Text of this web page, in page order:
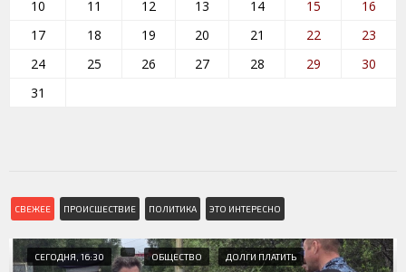
10
11 12 13 14 15
16
17
18 19 20 21 22
23
24
25 26 27 28 29
30
31
СВЕЖЕЕ ПРОИСШЕСТВИЕ ПОЛИТИКА ЭТО ИНТЕРЕСНО
СЕГОДНЯ, 16:30 ОБЩЕСТВО ДОЛГИ ПЛАТИТЬ